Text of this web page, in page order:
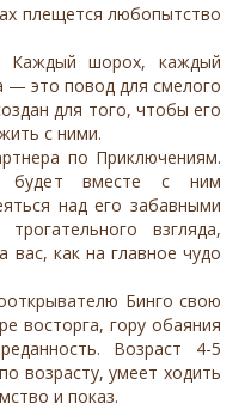
плещется любопытство
Каждый шорох, каждый
— это повод для смелого
для того, чтобы его
с ними.
по Приключениям.
будет вместе с ним
над его забавными
взгляда,
как на главное чудо
Бинго свою
восторга, гору обаяния
Возраст 4-5
возрасту, умеет ходить
и показ.